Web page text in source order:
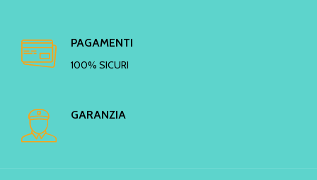
PAGAMENTI
100% SICURI
GARANZIA